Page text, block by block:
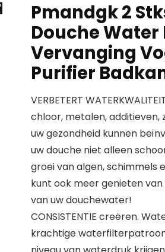
Pmandgk 2
Douche
Vervanging
Purifier
VERBETERT
chloor, metalen, additieven,
uw gezondheid kunnen
uw douche niet alleen
groei van algen, schimmels
kunt ook meer genieten van
van uw douchewater!
CONSISTENTIE creëren.
krachtige